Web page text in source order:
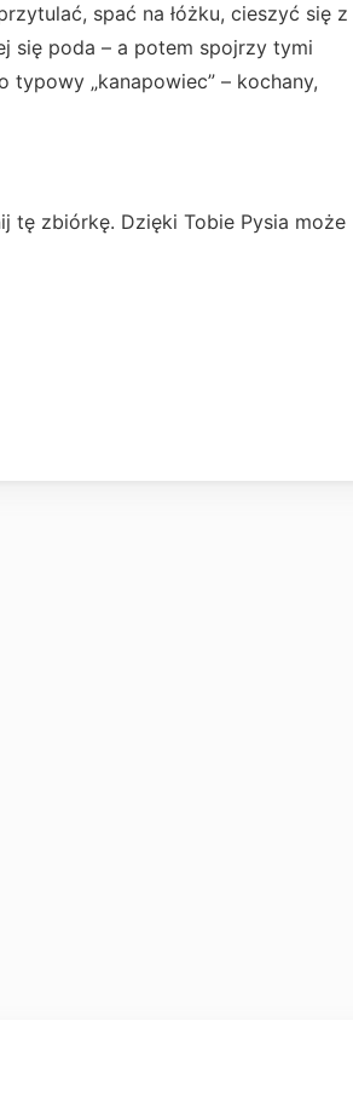
spać na łóżku, cieszyć się z
się poda – a potem spojrzy tymi
„kanapowiec” – kochany,
tę zbiórkę. Dzięki Tobie Pysia może